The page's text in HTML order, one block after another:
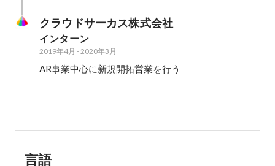
クラウドサーカス株式会社
インターン
2019年4月 -2020年3月
AR事業中心に新規開拓営業を行う
言語